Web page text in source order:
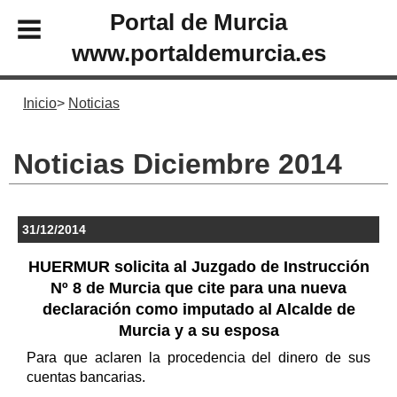
Portal de Murcia
www.portaldemurcia.es
Inicio Noticias
Noticias Diciembre 2014
31/12/2014
HUERMUR solicita al Juzgado de Instrucción
Nº 8 de Murcia que cite para una nueva
declaración como imputado al Alcalde de
Murcia y a su esposa
Para que aclaren la procedencia del dinero de sus
cuentas bancarias.